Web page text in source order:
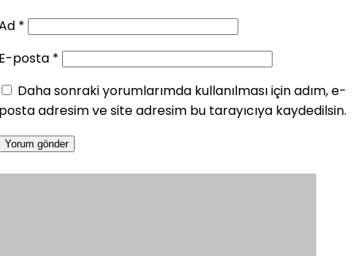
*
posta *
Daha sonraki yorumlarımda kullanılması için adım, e-
adresim ve site adresim bu tarayıcıya kaydedilsin.